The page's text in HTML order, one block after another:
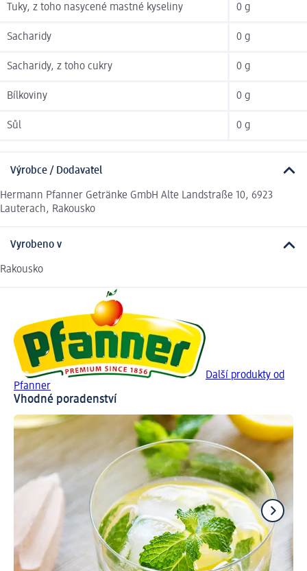
Tuky, z toho nasycené mastné kyseliny 0 g
Sacharidy 0 g
Sacharidy, z toho cukry 0 g
Bílkoviny 0 g
Sůl 0 g
Výrobce / Dodavatel
Hermann Pfanner Getränke GmbH Alte Landstraße 10, 6923
Lauterach, Rakousko
Vyrobeno v
Rakousko
Další produkty od
Pfanner
Vhodné poradenství